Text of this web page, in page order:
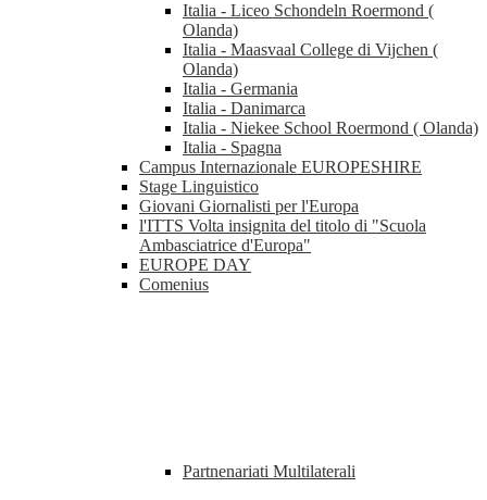
Italia - Liceo Schondeln Roermond (
Olanda)
Italia - Maasvaal College di Vijchen (
Olanda)
Italia - Germania
Italia - Danimarca
Italia - Niekee School Roermond ( Olanda)
Italia - Spagna
Campus Internazionale EUROPESHIRE
Stage Linguistico
Giovani Giornalisti per l'Europa
l'ITTS Volta insignita del titolo di "Scuola
Ambasciatrice d'Europa"
EUROPE DAY
Comenius
Partnenariati Multilaterali